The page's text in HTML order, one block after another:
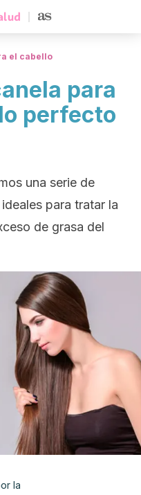
el cabello
para
perfecto
una serie de
para tratar la
de grasa del
la